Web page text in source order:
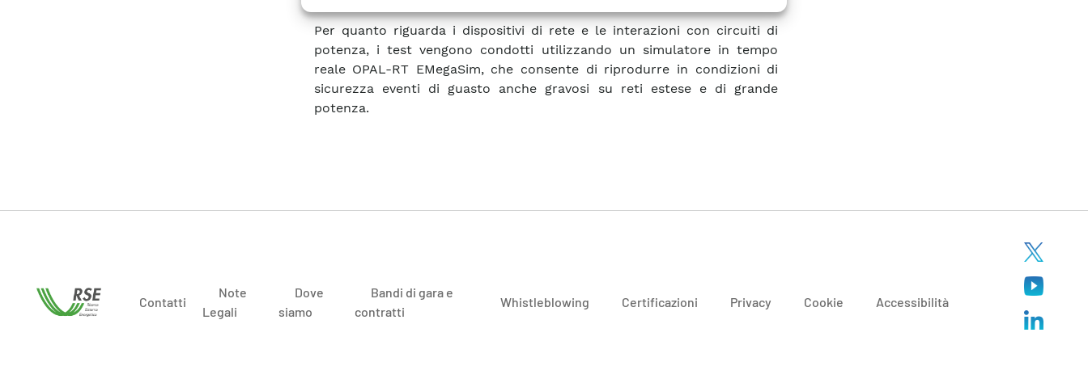
Per quanto riguarda i dispositivi di rete e le interazioni con circuiti di
potenza, i test vengono condotti utilizzando un simulatore in tempo
reale OPAL-RT EMegaSim, che consente di riprodurre in condizioni di
sicurezza eventi di guasto anche gravosi su reti estese e di grande
potenza.
Contatti
Note
Legali
Dove
siamo
Bandi di gara e
contratti
Whistleblowing Certificazioni Privacy Cookie Accessibilità